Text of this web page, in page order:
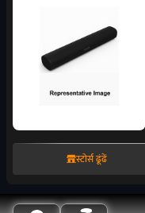
स्टोर्स ढूंढें